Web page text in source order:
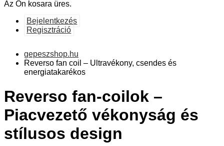
Az Ön kosara üres.
Bejelentkezés
Regisztráció
gepeszshop.hu
Reverso fan coil – Ultravékony, csendes és
energiatakarékos
Reverso fan-coilok –
Piacvezető vékonyság és
stílusos design